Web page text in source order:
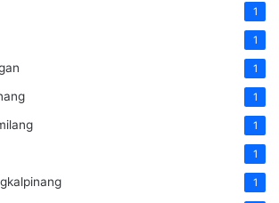
1
1
1
1
1
1
1